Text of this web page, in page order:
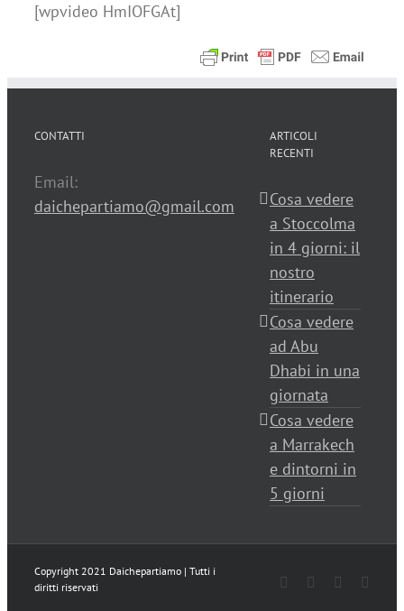
[wpvideo HmIOFGAt]
CONTATTI
Email:
daichepartiamo@gmail.com
ARTICOLI
RECENTI
Cosa vedere
a Stoccolma
in 4 giorni: il
nostro
itinerario
Cosa vedere
ad Abu
Dhabi in una
giornata
Cosa vedere
a Marrakech
e dintorni in
5 giorni
Copyright 2021 Daichepartiamo | Tutti i
diritti riservati
Facebook
TwitterInstagram